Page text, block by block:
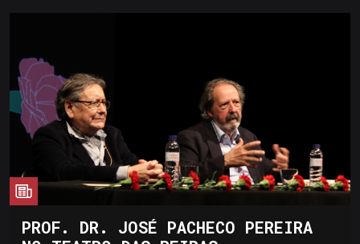
PROF. DR. JOSÉ PACHECO PEREIRA